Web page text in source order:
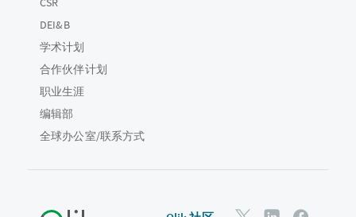
DEI&B
学术计划
合作伙伴计划
职业生涯
编辑部
全球办公室/联系方式